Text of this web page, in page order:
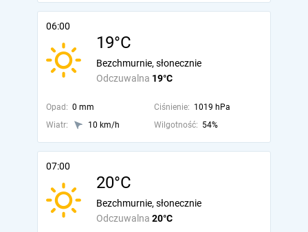
06:00
19°C
Odczuwalna 19°C
Bezchmurnie, słonecznie
Opad: 0 mm Ciśnienie: 1019 hPa
Wiatr:
10 km/h Wilgotność: 54%
07:00
20°C
Odczuwalna 20°C
Bezchmurnie, słonecznie